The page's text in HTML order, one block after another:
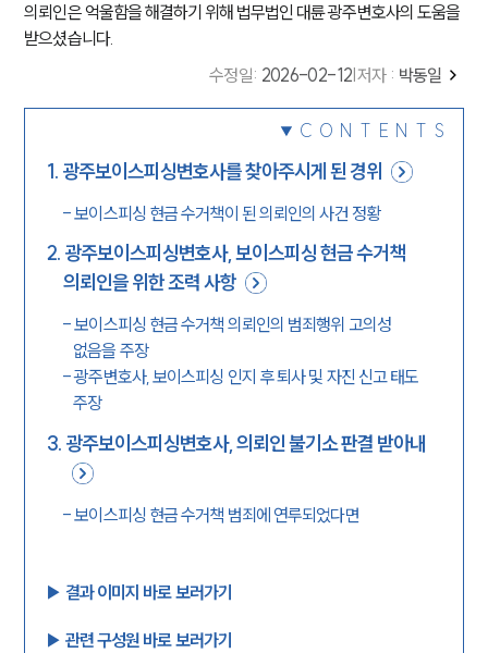
의뢰인은 억울함을 해결하기 위해 법무법인 대륜광주변호사의 도움을
받으셨습니다.
수정일: 2026-02-12 저자 : 박동일
CONTENTS
1. 광주보이스피싱변호사를 찾아주시게 된 경위
-보이스피싱 현금 수거책이 된 의뢰인의 사건 정황
2. 광주보이스피싱변호사, 보이스피싱 현금 수거책
의뢰인을 위한 조력 사항
-보이스피싱 현금 수거책 의뢰인의 범죄행위 고의성
없음을 주장
-광주변호사, 보이스피싱 인지 후 퇴사 및 자진 신고 태도
주장
3. 광주보이스피싱변호사, 의뢰인 불기소 판결 받아내
-보이스피싱 현금 수거책 범죄에 연루되었다면
▶︎ 결과 이미지 바로 보러가기
▶︎ 관련 구성원 바로 보러가기